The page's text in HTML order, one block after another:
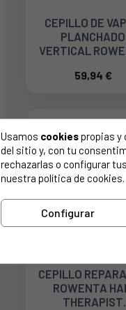
CEPILLO DE
PLANCHADO
VERTICAL
59,94 €
CEPILLO
ROWENTA
THERAPIST
Usamos cookiespropias y
del sitio y, con tu
rechazarlas o configurar
nuestra política de cookies.
Configurar